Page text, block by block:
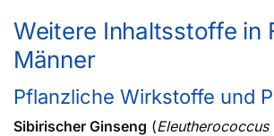
Weitere Inhaltsstoffe in
Männer
Pflanzliche Wirkstoffe und
Sibirischer Ginseng (Eleutherococcus